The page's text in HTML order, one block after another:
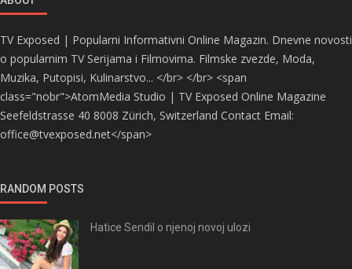
TV Exposed | Popularni Informativni Online Magazin. Dnevne novosti
o popularnim TV Serijama i Filmovima. Filmske zvezde, Moda,
Muzika, Putopisi, Kulinarstvo... </br> </br> <span
class="nobr">AtomMedia Studio | TV Exposed Online Magazine
Seefeldstrasse 40 8008 Zürich, Switzerland Contact Email:
office@tvexposed.net</span>
RANDOM POSTS
Hatice Sendil o njenoj novoj ulozi